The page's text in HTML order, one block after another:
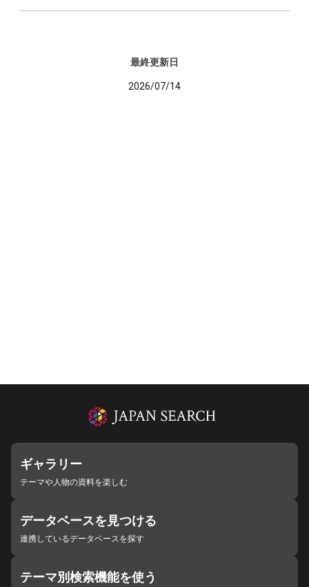
最終更新日
2026/07/14
ギャラリー
テーマや人物の資料を楽しむ
データベースを見つける
連携しているデータベースを探す
テーマ別検索機能を使う